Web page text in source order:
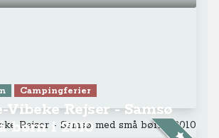
Campingferier
Vibeke Rejser - Samsø
børn i 2010